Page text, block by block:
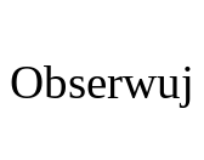
Obserwuj